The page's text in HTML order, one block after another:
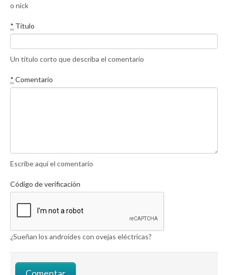
o nick
* Título
Un título corto que describa el comentario
* Comentario
Escribe aquí el comentario
Código de verificación
¿Sueñan los androides con ovejas eléctricas?